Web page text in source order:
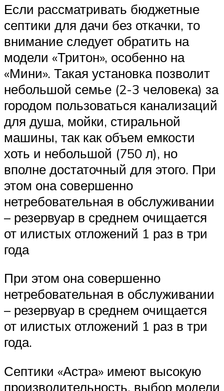
Если рассматривать бюджетные
септики для дачи без откачки, то
внимание следует обратить на
модели «Тритон», особенно на
«Мини». Такая установка позволит
небольшой семье (2-3 человека) за
городом пользоваться канализаций
для душа, мойки, стиральной
машины, так как объем емкости
хоть и небольшой (750 л), но
вполне достаточный для этого. При
этом она совершенно
нетребовательная в обслуживании
– резервуар в среднем очищается
от илистых отложений 1 раз в три
года
При этом она совершенно
нетребовательная в обслуживании
– резервуар в среднем очищается
от илистых отложений 1 раз в три
года.
Септики «Астра» имеют высокую
производительность, выбор модели